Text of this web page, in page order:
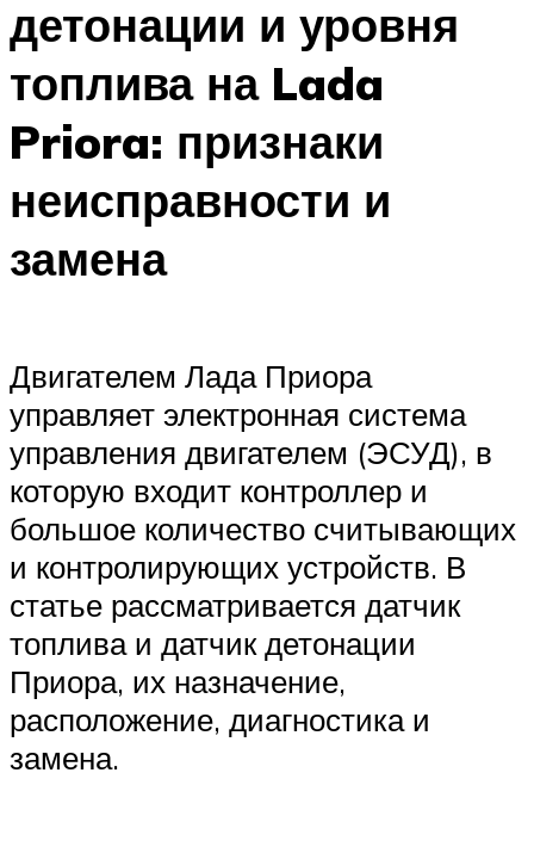
детонации и уровня
топлива на Lada
Priora: признаки
неисправности и
замена
Двигателем Лада Приора
управляет электронная система
управления двигателем (ЭСУД), в
которую входит контроллер и
большое количество считывающих
и контролирующих устройств. В
статье рассматривается датчик
топлива и датчик детонации
Приора, их назначение,
расположение, диагностика и
замена.